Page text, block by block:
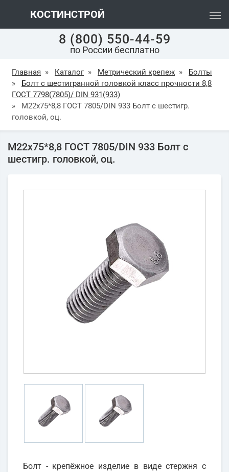
КОСТИНСТРОЙ
8 (800) 550-44-59
по России бесплатно
Главная » Каталог » Метрический крепеж »
Болты
»
Болт с шестигранной головкой класс прочности 8,8
ГОСТ 7798(7805)/ DIN 931(933)
»
М22х75*8,8 ГОСТ 7805/DIN 933 Болт с шестигр.
головкой, оц.
М22х75*8,8 ГОСТ 7805/DIN 933 Болт с
шестигр. головкой, оц.
Болт - крепёжное изделие в виде стержня с